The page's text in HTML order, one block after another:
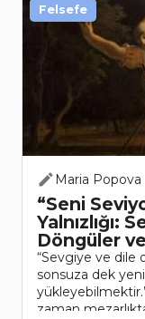
Maria Popova
“Seni
Yalnızlığı:
Döngüler
“Sevgiye ve dile
sonsuza dek
zaman
Felsefe